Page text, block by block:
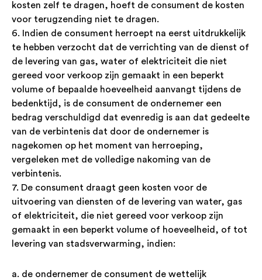
kosten zelf te dragen, hoeft de consument de kosten
voor terugzending niet te dragen.
6. Indien de consument herroept na eerst uitdrukkelijk
te hebben verzocht dat de verrichting van de dienst of
de levering van gas, water of elektriciteit die niet
gereed voor verkoop zijn gemaakt in een beperkt
volume of bepaalde hoeveelheid aanvangt tijdens de
bedenktijd, is de consument de ondernemer een
bedrag verschuldigd dat evenredig is aan dat gedeelte
van de verbintenis dat door de ondernemer is
nagekomen op het moment van herroeping,
vergeleken met de volledige nakoming van de
verbintenis.
7. De consument draagt geen kosten voor de
uitvoering van diensten of de levering van water, gas
of elektriciteit, die niet gereed voor verkoop zijn
gemaakt in een beperkt volume of hoeveelheid, of tot
levering van stadsverwarming, indien:
a. de ondernemer de consument de wettelijk